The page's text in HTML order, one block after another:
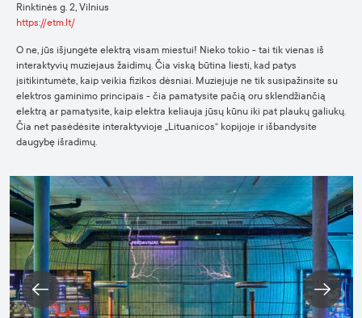
Rinktinės g. 2, Vilnius
https://etm.lt/
O ne, jūs išjungėte elektrą visam miestui! Nieko tokio - tai tik vienas iš
interaktyvių muziejaus žaidimų. Čia viską būtina liesti, kad patys
įsitikintumėte, kaip veikia fizikos dėsniai. Muziejuje ne tik susipažinsite su
elektros gaminimo principais - čia pamatysite pačią oru sklendžiančią
elektrą ar pamatysite, kaip elektra keliauja jūsų kūnu iki pat plaukų galiukų.
Čia net pasėdėsite interaktyvioje „Lituanicos“ kopijoje ir išbandysite
daugybę išradimų.